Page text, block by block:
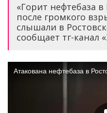
«Горит нефтебаза
после громкого
слышали в
сообщает тг-канал